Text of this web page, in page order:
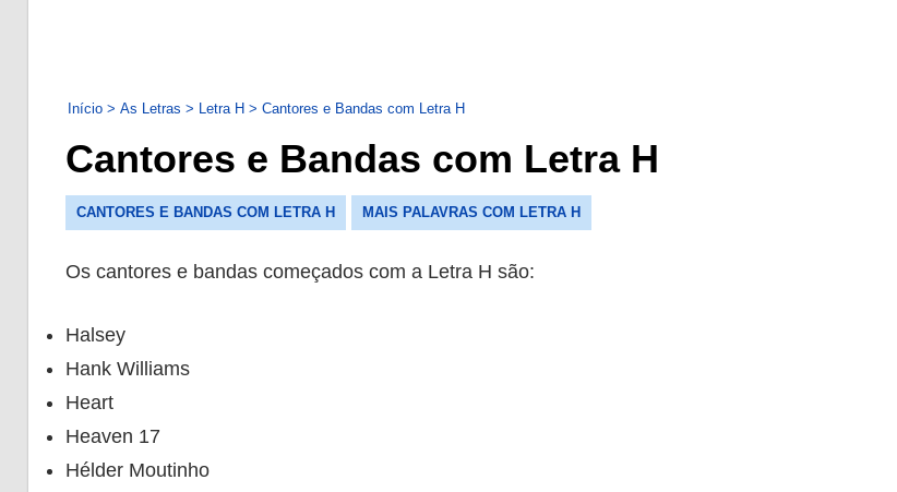
Início > As Letras > Letra H > Cantores e Bandas com Letra H
Cantores e Bandas com Letra H
CANTORES E BANDAS COM LETRA H MAIS PALAVRAS COM LETRA H
Os cantores e bandas começados com a Letra H são:
Halsey
Hank Williams
Heart
Heaven 17
Hélder Moutinho